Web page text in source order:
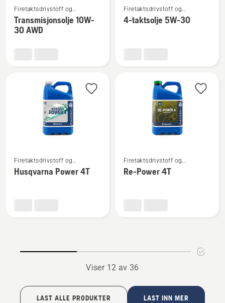
flere
detaljer
om
Firetaktsdrivstoff og
firetaktsolje
Transmisjonsolje 10W-
30 AWD
flere
detaljer
Firetaktsdrivstoff og
firetaktsolje
4-taktsolje 5W-30
flere
detaljer
Firetaktsdrivstoff og
firetaktsolje
Husqvarna Power 4T
flere
detaljer
Firetaktsdrivstoff og
firetaktsolje
Re-Power 4T
Viser 12 av 36
LAST ALLE PRODUKTER LAST INN MER